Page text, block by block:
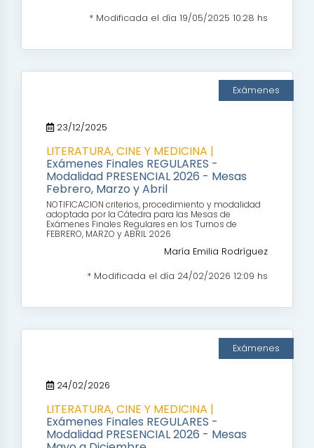
* Modificada el día 19/05/2025 10:28 hs
Exámenes
23/12/2025
LITERATURA, CINE Y MEDICINA |
Exámenes Finales REGULARES -
Modalidad PRESENCIAL 2026 - Mesas
Febrero, Marzo y Abril
NOTIFICACION criterios, procedimiento y modalidad
adoptada por la Cátedra para las Mesas de
Exámenes Finales Regulares en los Turnos de
FEBRERO, MARZO y ABRIL 2026
María Emilia Rodríguez
* Modificada el día 24/02/2026 12:09 hs
Exámenes
24/02/2026
LITERATURA, CINE Y MEDICINA |
Exámenes Finales REGULARES -
Modalidad PRESENCIAL 2026 - Mesas